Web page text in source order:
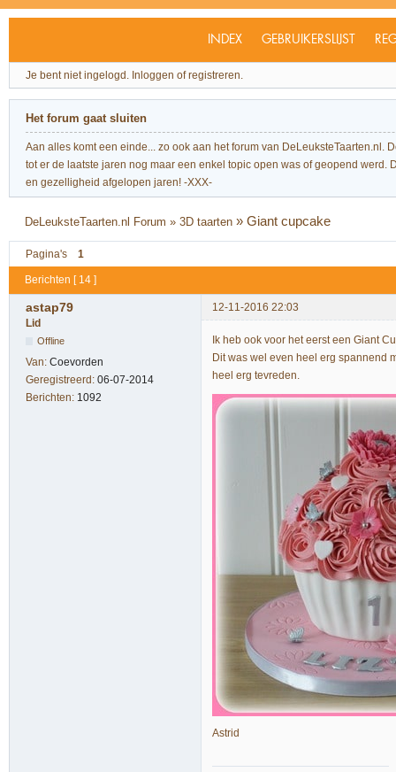
INDEX GEBRUIKERSLIJST
Je bent niet ingelogd. Inloggen of registreren.
Het forum gaat sluiten
Aan alles komt een einde... zo ook aan het forum van
tot er de laatste jaren nog maar een enkel topic open was of geopend
en gezelligheid afgelopen jaren! -XXX-
DeLeuksteTaarten.nl Forum »3D taarten »Giant cupcake
Pagina's 1
Berichten [ 14 ]
astap79
12-11-2016 22:03
Lid
Offline
Van: Coevorden
Geregistreerd: 06-07-2014
Berichten: 1092
Ik heb ook voor het eerst een Giant
Dit was wel even heel erg spannend
heel erg tevreden.
Astrid